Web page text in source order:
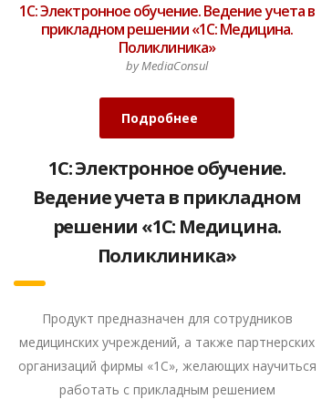
1С: Электронное обучение. Ведение учета в
прикладном решении «1С: Медицина.
Поликлиника»
by MediaConsul
Подробнее
1С: Электронное обучение.
Ведение учета в прикладном
решении «1С: Медицина.
Поликлиника»
Продукт предназначен для сотрудников
медицинских учреждений, а также партнерских
организаций фирмы «1С», желающих научиться
работать с прикладным решением